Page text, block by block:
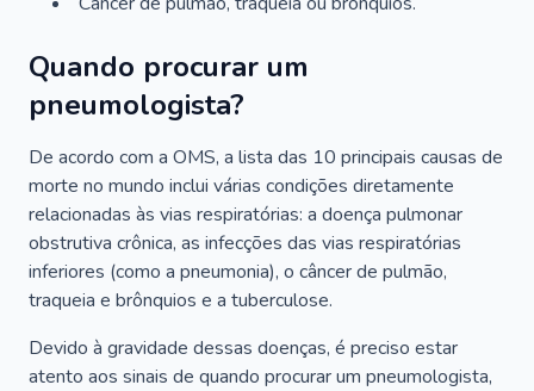
Quando procurar um
pneumologista?
De acordo com a OMS, a lista das 10 principais causas de
morte no mundo inclui várias condições diretamente
relacionadas às vias respiratórias: a doença pulmonar
obstrutiva crônica, as infecções das vias respiratórias
inferiores (como a pneumonia), o câncer de pulmão,
traqueia e brônquios e a tuberculose.
Devido à gravidade dessas doenças, é preciso estar
atento aos sinais de quando procurar um pneumologista,